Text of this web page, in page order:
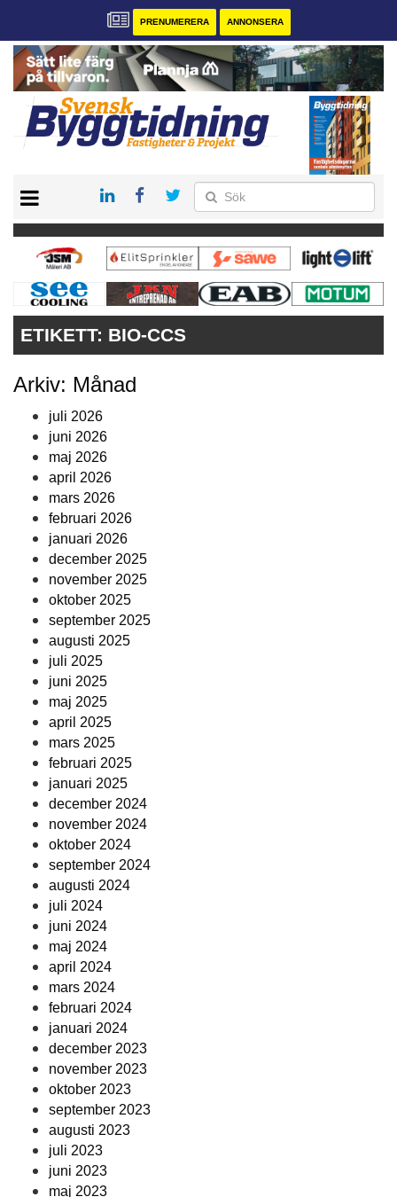
PRENUMERERA ANNONSERA
PRENUMERERA
VÅRA ANDRA MAGASIN
ANNONSERA
KONTAKT
ETIKETT: BIO-CCS
Arkiv: Månad
juli 2026
juni 2026
maj 2026
april 2026
mars 2026
februari 2026
januari 2026
december 2025
november 2025
oktober 2025
september 2025
augusti 2025
juli 2025
juni 2025
maj 2025
april 2025
mars 2025
februari 2025
januari 2025
december 2024
november 2024
oktober 2024
september 2024
augusti 2024
juli 2024
juni 2024
maj 2024
april 2024
mars 2024
februari 2024
januari 2024
december 2023
november 2023
oktober 2023
september 2023
augusti 2023
juli 2023
juni 2023
maj 2023